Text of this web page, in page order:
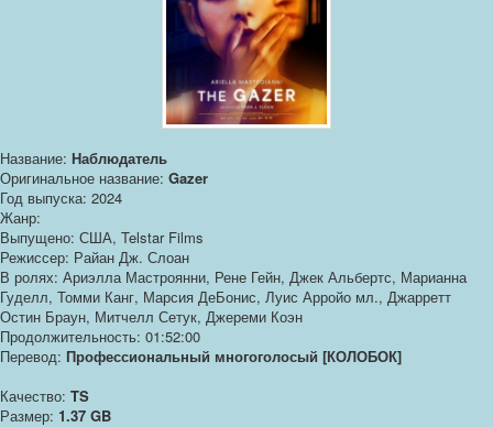
Название: Наблюдатель
Оригинальное название: Gazer
Год выпуска: 2024
Жанр:
Выпущено: США, Telstar Films
Режиссер: Райан Дж. Слоан
В ролях: Ариэлла Мастроянни, Рене Гейн, Джек Альбертс, Марианна
Гуделл, Томми Канг, Марсия ДеБонис, Луис Арройо мл., Джарретт
Остин Браун, Митчелл Сетук, Джереми Коэн
Продолжительность: 01:52:00
Перевод: Профессиональный многоголосый [КОЛОБОК]
Качество: TS
Размер: 1.37 GB